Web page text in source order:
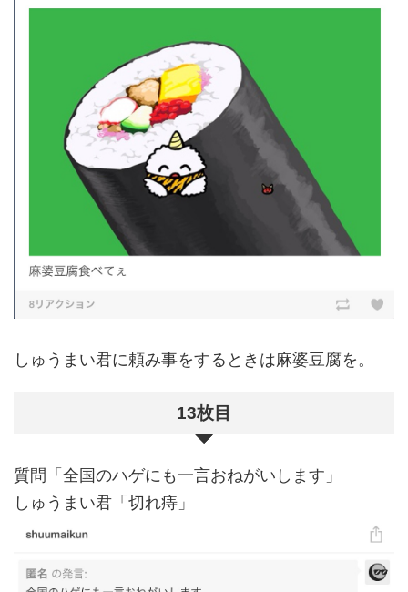
しゅうまい君に頼み事をするときは麻婆豆腐を。
13枚目
質問「全国のハゲにも一言おねがいします」
しゅうまい君「切れ痔」